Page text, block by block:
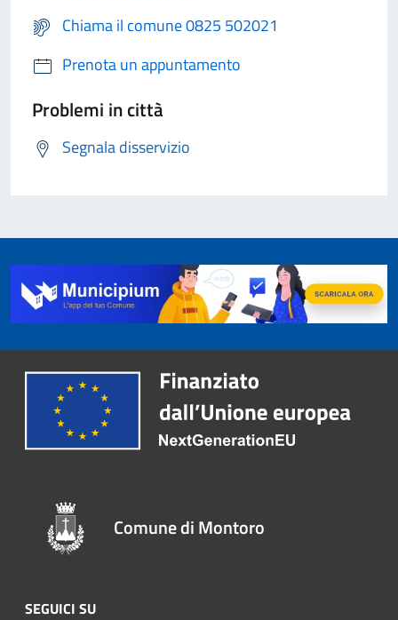
Chiama il comune 0825 502021
Prenota un appuntamento
Problemi in città
Segnala disservizio
Comune di Montoro
SEGUICI SU